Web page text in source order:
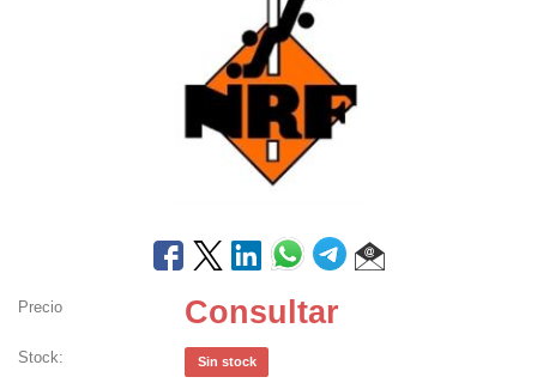
Precio Consultar
Stock: Sin stock